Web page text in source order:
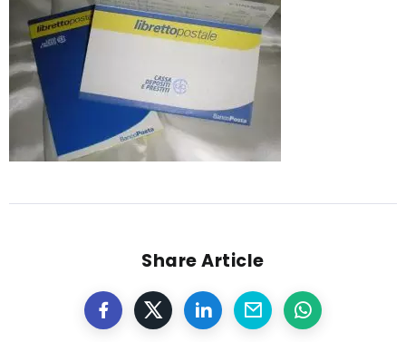
Share Article